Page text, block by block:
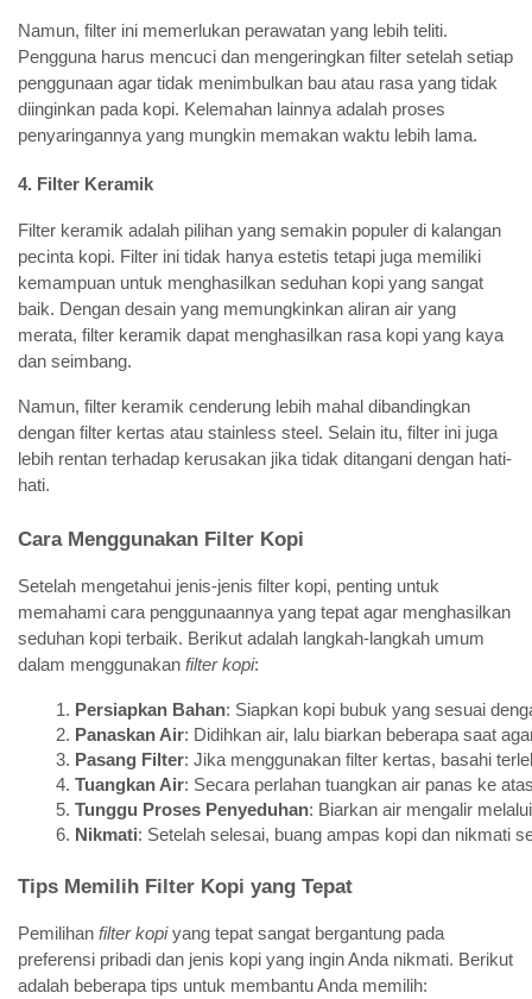
Namun, filter ini memerlukan perawatan yang lebih teliti.
Pengguna harus mencuci dan mengeringkan filter setelah setiap
penggunaan agar tidak menimbulkan bau atau rasa yang tidak
diinginkan pada kopi. Kelemahan lainnya adalah proses
penyaringannya yang mungkin memakan waktu lebih lama.
4. Filter Keramik
Filter keramik adalah pilihan yang semakin populer di kalangan
pecinta kopi. Filter ini tidak hanya estetis tetapi juga memiliki
kemampuan untuk menghasilkan seduhan kopi yang sangat
baik. Dengan desain yang memungkinkan aliran air yang
merata, filter keramik dapat menghasilkan rasa kopi yang kaya
dan seimbang.
Namun, filter keramik cenderung lebih mahal dibandingkan
dengan filter kertas atau stainless steel. Selain itu, filter ini juga
lebih rentan terhadap kerusakan jika tidak ditangani dengan hati-
hati.
Cara Menggunakan Filter Kopi
Setelah mengetahui jenis-jenis filter kopi, penting untuk
memahami cara penggunaannya yang tepat agar menghasilkan
seduhan kopi terbaik. Berikut adalah langkah-langkah umum
dalam menggunakan filter kopi:
Persiapkan Bahan: Siapkan kopi bubuk yang sesuai
Panaskan Air: Didihkan air, lalu biarkan beberapa saat
Pasang Filter: Jika menggunakan filter kertas, basahi
Tuangkan Air: Secara perlahan tuangkan air panas ke
Tunggu Proses Penyeduhan: Biarkan air mengalir
Nikmati: Setelah selesai, buang ampas kopi dan nikmati
Tips Memilih Filter Kopi yang Tepat
Pemilihan filter kopiyang tepat sangat bergantung pada
preferensi pribadi dan jenis kopi yang ingin Anda nikmati. Berikut
adalah beberapa tips untuk membantu Anda memilih: